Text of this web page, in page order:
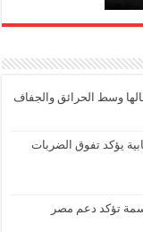
وسط الحرائق والجفاف
يؤكد تفوق الضربات
تؤكد دعم مصر